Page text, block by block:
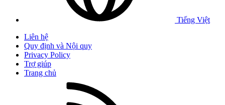
Tiếng Việt
Liên hệ
Quy định và Nội quy
Privacy Policy
Trợ giúp
Trang chủ